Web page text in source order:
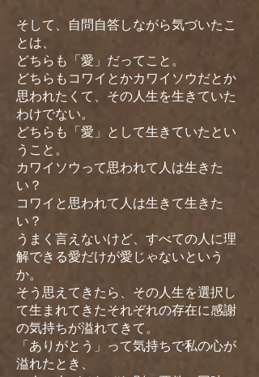
そして、自問自答しながら気づいたこ
とは、
どちらも「愛」だってこと。
どちらもコワイとかカワイソウだとか
思われたくて、その人生を生きていた
わけでない。
どちらも「愛」として生きていたとい
うこと。
カワイソウって思われて人は生きた
い？
コワイと思われて人は生きて生きた
い？
うまく言えないけど、すべての人に理
解できる愛だけが愛じゃないという
か。
そう思えてきたら、その人生を選択し
て生まれてきたそれぞれの存在に感謝
の気持ちが溢れてきて。
「ありがとう」って気持ちで私の心が
溢れたとき、